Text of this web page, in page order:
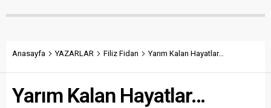
Anasayfa YAZARLAR Filiz Fidan Yarım Kalan Hayatlar…
Yarım Kalan Hayatlar…